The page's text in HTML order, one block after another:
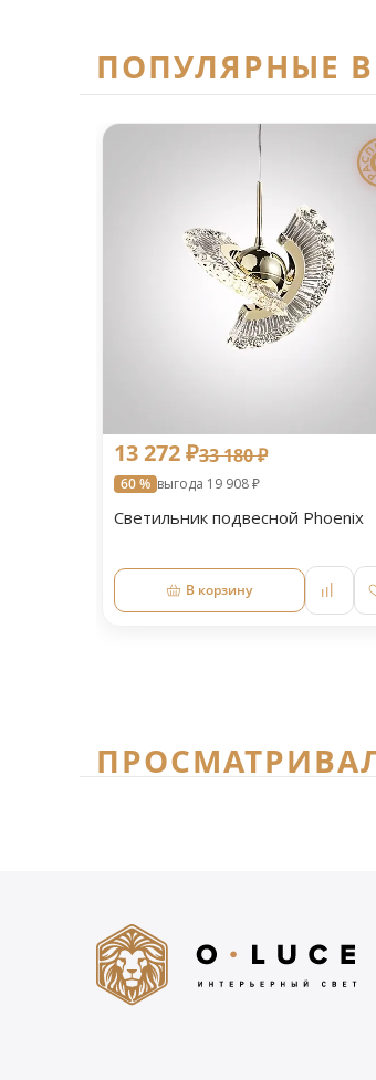
ПОПУЛЯРНЫЕ В
13 272 ₽33 180 ₽
60 % выгода 19 908 ₽
Светильник подвесной Phoenix
В корзину